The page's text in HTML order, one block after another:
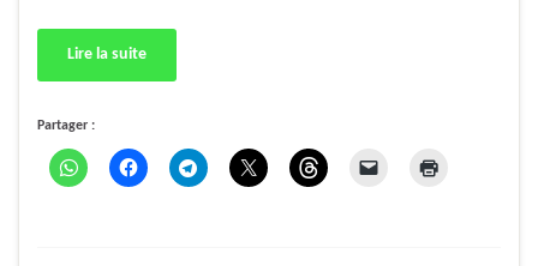
Lire la suite
Partager :